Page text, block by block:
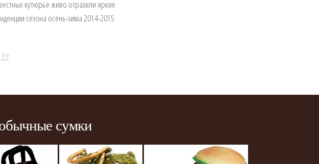
кутюрье живо отразили яркие
сезона осень-зима 2014-2015
>>
сумки